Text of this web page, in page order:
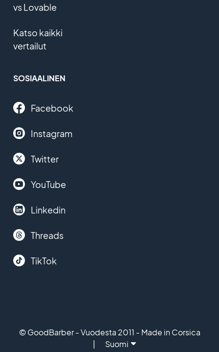
vs Lovable
Katso kaikki
vertailut
SOSIAALINEN
Facebook
Instagram
Twitter
YouTube
Linkedin
Threads
TikTok
© GoodBarber - Vuodesta 2011 - Made in Corsica
Suomi